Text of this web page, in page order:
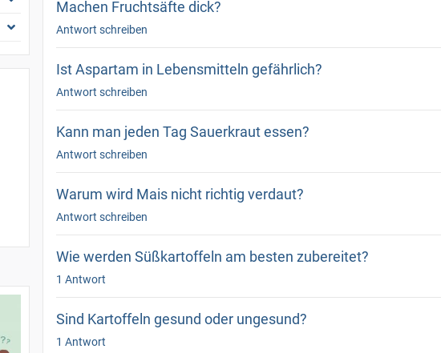
Machen Fruchtsäfte dick?
Antwort schreiben
Ist Aspartam in Lebensmitteln gefährlich?
Antwort schreiben
Kann man jeden Tag Sauerkraut essen?
Antwort schreiben
Warum wird Mais nicht richtig verdaut?
Antwort schreiben
Wie werden Süßkartoffeln am besten zubereitet?
1 Antwort
Sind Kartoffeln gesund oder ungesund?
1 Antwort